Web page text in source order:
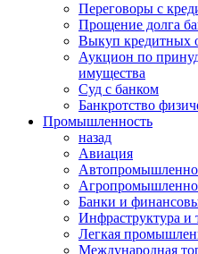
Переговоры с
Прощение долга
Выкуп кредитных
Аукцион по
имущества
Суд с банком
Банкротство
Промышленность
назад
Авиация
Банки и
Инфраструктура и
Легкая
Международная